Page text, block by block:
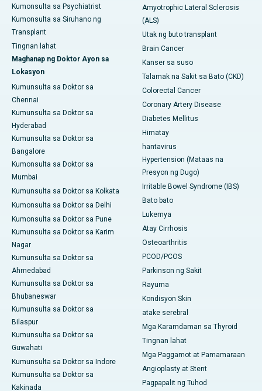
Kumonsulta sa Psychiatrist
Kumonsulta sa Siruhano ng
Transplant
Tingnan lahat
Maghanap ng Doktor Ayon sa
Lokasyon
Kumunsulta sa Doktor sa
Chennai
Kumunsulta sa Doktor sa
Hyderabad
Kumunsulta sa Doktor sa
Bangalore
Kumonsulta sa Doktor sa
Mumbai
Kumunsulta sa Doktor sa Kolkata
Kumonsulta sa Doktor sa Delhi
Kumonsulta sa Doktor sa Pune
Kumunsulta sa Doktor sa Karim
Nagar
Kumunsulta sa Doktor sa
Ahmedabad
Kumunsulta sa Doktor sa
Bhubaneswar
Kumunsulta sa Doktor sa
Bilaspur
Kumunsulta sa Doktor sa
Guwahati
Kumunsulta sa Doktor sa Indore
Kumunsulta sa Doktor sa
Kakinada
Amyotrophic Lateral Sclerosis
(ALS)
Utak ng buto transplant
Brain Cancer
Kanser sa suso
Talamak na Sakit sa Bato (CKD)
Colorectal Cancer
Coronary Artery Disease
Diabetes Mellitus
Himatay
hantavirus
Hypertension (Mataas na
Presyon ng Dugo)
Irritable Bowel Syndrome (IBS)
Bato bato
Lukemya
Atay Cirrhosis
Osteoarthritis
PCOD/PCOS
Parkinson ng Sakit
Rayuma
Kondisyon Skin
atake serebral
Mga Karamdaman sa Thyroid
Tingnan lahat
Mga Paggamot at Pamamaraan
Angioplasty at Stent
Pagpapalit ng Tuhod